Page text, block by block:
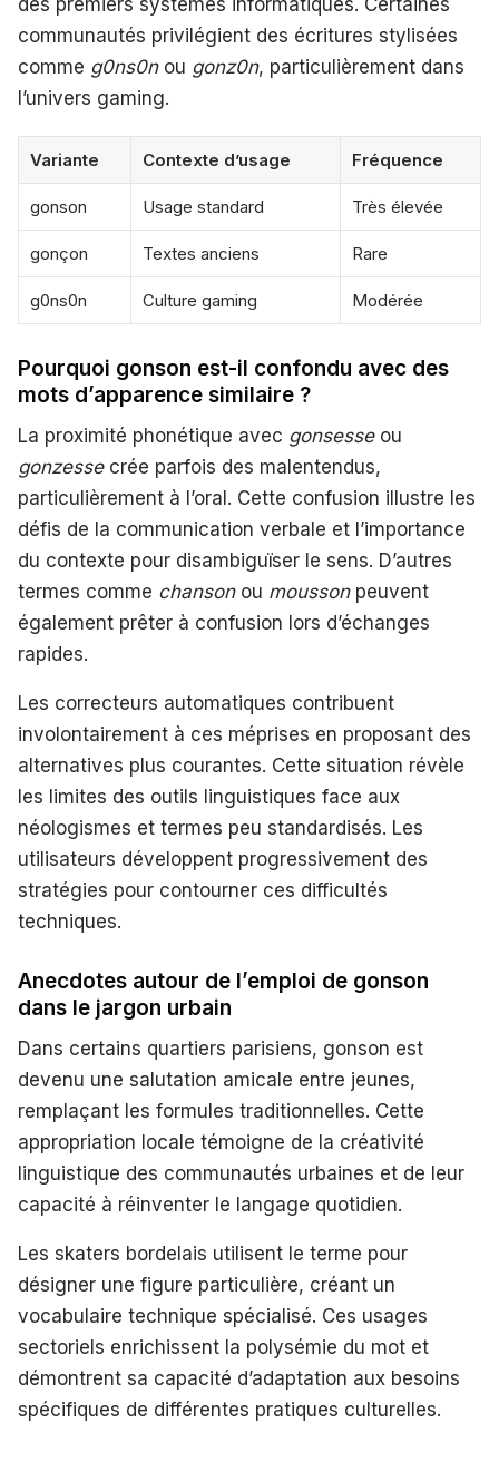
des premiers systèmes informatiques. Certaines
communautés privilégient des écritures stylisées
comme g0ns0nou gonz0n, particulièrement dans
l’univers gaming.
Variante Contexte d’usage Fréquence
gonson Usage standard Très élevée
gonçon Textes anciens Rare
g0ns0n Culture gaming Modérée
Pourquoi gonson est-il confondu avec des
mots d’apparence similaire ?
La proximité phonétique avec gonsesseou
gonzessecrée parfois des malentendus,
particulièrement à l’oral. Cette confusion illustre les
défis de la communication verbale et l’importance
du contexte pour disambiguïser le sens. D’autres
termes comme chansonou moussonpeuvent
également prêter à confusion lors d’échanges
rapides.
Les correcteurs automatiques contribuent
involontairement à ces méprises en proposant des
alternatives plus courantes. Cette situation révèle
les limites des outils linguistiques face aux
néologismes et termes peu standardisés. Les
utilisateurs développent progressivement des
stratégies pour contourner ces difficultés
techniques.
Anecdotes autour de l’emploi de gonson
dans le jargon urbain
Dans certains quartiers parisiens, gonson est
devenu une salutation amicale entre jeunes,
remplaçant les formules traditionnelles. Cette
appropriation locale témoigne de la créativité
linguistique des communautés urbaines et de leur
capacité à réinventer le langage quotidien.
Les skaters bordelais utilisent le terme pour
désigner une figure particulière, créant un
vocabulaire technique spécialisé. Ces usages
sectoriels enrichissent la polysémie du mot et
démontrent sa capacité d’adaptation aux besoins
spécifiques de différentes pratiques culturelles.